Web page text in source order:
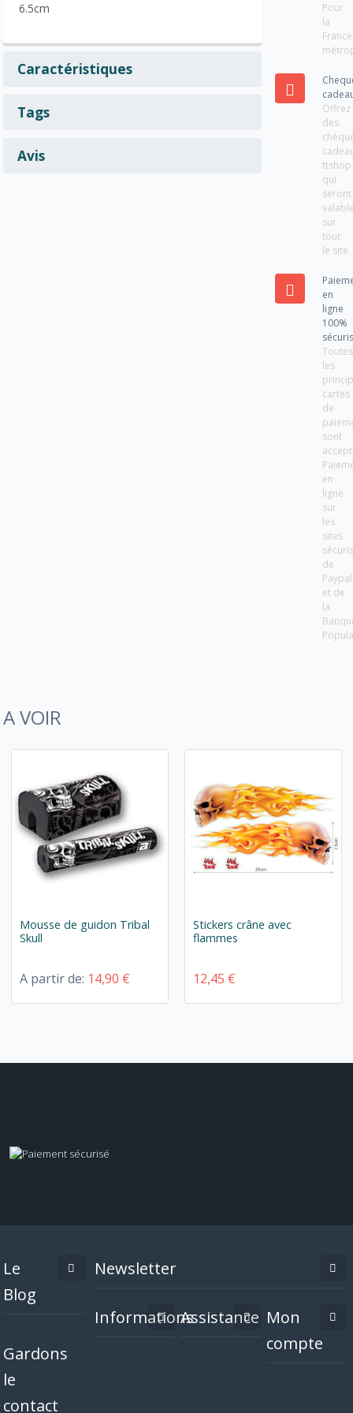
6.5cm
Caractéristiques
Tags
Avis
Pour
la
France
Offrez
des
ttshop
qui
seront
sur
tout
le site
en
ligne
100%
Toutes
les
cartes
de
sont
en
ligne
sur
les
sites
de
Paypal
et de
la
A VOIR
Mousse de guidon Tribal
Skull
A partir de: 14,90 €
Stickers crâne avec
flammes
12,45 €
Le
Blog
Gardons
le
contact
Newsletter
InformationsAssistance Mon
compte